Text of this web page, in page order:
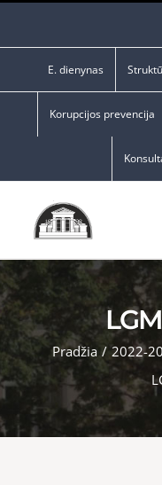
E. dienynas
Korupcijos prevencija
Pradžia / 2022-